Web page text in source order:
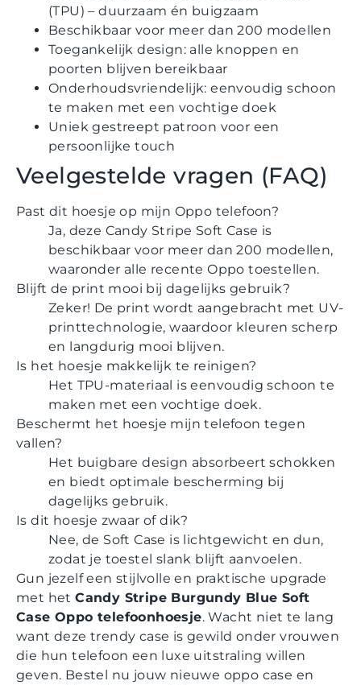
(TPU) – duurzaam én buigzaam
Beschikbaar voor meer dan 200 modellen
Toegankelijk design: alle knoppen en
poorten blijven bereikbaar
Onderhoudsvriendelijk: eenvoudig schoon
te maken met een vochtige doek
Uniek gestreept patroon voor een
persoonlijke touch
Veelgestelde vragen (FAQ)
Past dit hoesje op mijn Oppo telefoon?
Ja, deze Candy Stripe Soft Case is
beschikbaar voor meer dan 200 modellen,
waaronder alle recente Oppo toestellen.
Blijft de print mooi bij dagelijks gebruik?
Zeker! De print wordt aangebracht met UV-
printtechnologie, waardoor kleuren scherp
en langdurig mooi blijven.
Is het hoesje makkelijk te reinigen?
Het TPU-materiaal is eenvoudig schoon te
maken met een vochtige doek.
Beschermt het hoesje mijn telefoon tegen
vallen?
Het buigbare design absorbeert schokken
en biedt optimale bescherming bij
dagelijks gebruik.
Is dit hoesje zwaar of dik?
Nee, de Soft Case is lichtgewicht en dun,
zodat je toestel slank blijft aanvoelen.
Gun jezelf een stijlvolle en praktische upgrade
met hetCandy Stripe Burgundy Blue Soft
Case Oppo telefoonhoesje. Wacht niet te lang
want deze trendy case is gewild onder vrouwen
die hun telefoon een luxe uitstraling willen
geven. Bestel nu jouw nieuwe oppo case en